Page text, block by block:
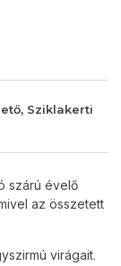
, Sziklakerti
szárú évelő
az összetett
virágait.